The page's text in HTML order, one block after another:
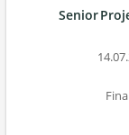
Senior